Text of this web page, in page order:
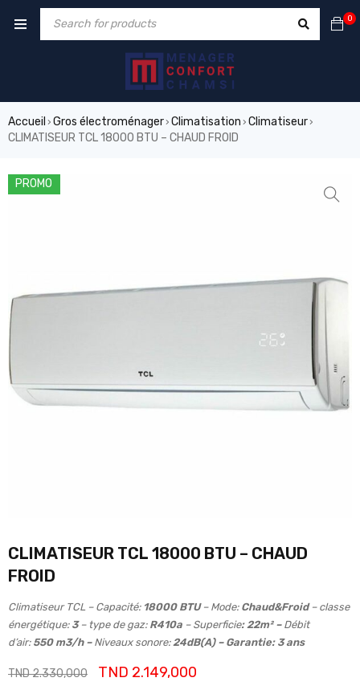
0
Accueil › Gros électroménager› Climatisation › Climatiseur›
CLIMATISEUR TCL 18000 BTU – CHAUD FROID
PROMO
CLIMATISEUR TCL 18000 BTU – CHAUD
FROID
Climatiseur TCL – Capacité: 18000 BTU– Mode:Chaud&Froid– classe
énergétique:3– type de gaz: R410a – Superficie: 22m² – Débit
d’air:550 m3/h– Niveaux sonore:24dB(A)– Garantie: 3 ans
TND2.330,000 TND 2.149,000